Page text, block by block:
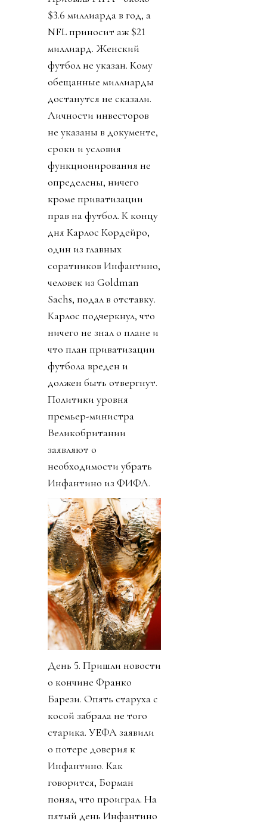
$3.6 миллиарда в год, а
NFL приносит аж $21
миллиард. Женский
футбол не указан. Кому
обещанные миллиарды
достанутся не сказали.
Личности инвесторов
не указаны в документе,
сроки и условия
функционирования не
определены, ничего
кроме приватизации
прав на футбол. К концу
дня Карлос Кордейро,
один из главных
соратников Инфантино,
человек из Goldman
Sachs, подал в отставку.
Карлос подчеркнул, что
ничего не знал о плане и
что план приватизации
футбола вреден и
должен быть отвергнут.
Политики уровня
премьер-министра
Великобритании
заявляют о
необходимости убрать
Инфантино из ФИФА.
День 5. Пришли новости
о кончине Франко
Барези. Опять старуха с
косой забрала не того
старика. УЕФА заявили
о потере доверия к
Инфантино. Как
говорится, Борман
понял, что проиграл. На
пятый день Инфантино